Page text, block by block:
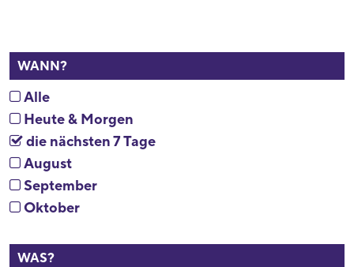
WANN?
Alle
Heute & Morgen
die nächsten 7 Tage
August
September
Oktober
WAS?